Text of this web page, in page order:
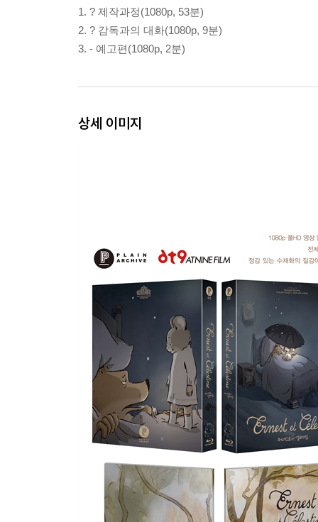
1. ? 제작과정(1080p, 53분)
2. ? 감독과의 대화(1080p, 9분)
3. - 예고편(1080p, 2분)
상세 이미지